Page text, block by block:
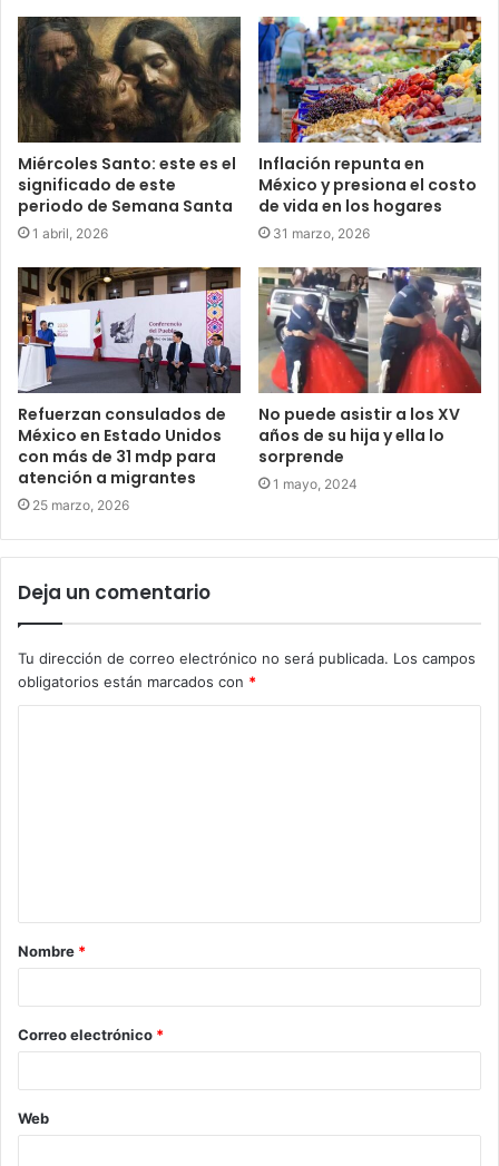
Miércoles Santo: este es el
significado de este
periodo de Semana Santa
1 abril, 2026
Inflación repunta en
México y presiona el costo
de vida en los hogares
31 marzo, 2026
Refuerzan consulados de
México en Estado Unidos
con más de 31 mdp para
atención a migrantes
25 marzo, 2026
No puede asistir a los XV
años de su hija y ella lo
sorprende
1 mayo, 2024
Deja un comentario
Tu dirección de correo electrónico no será publicada. Los campos
obligatorios están marcados con *
Nombre *
Correo electrónico *
Web